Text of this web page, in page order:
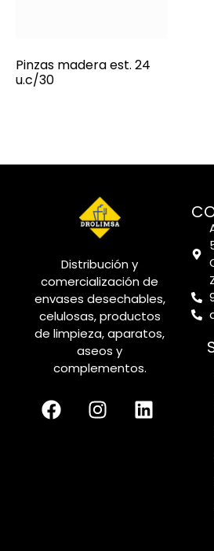
Pinzas madera est. 24
u.c/30
Distribución y
comercialización de
envases desechables,
celulosas, productos
de limpieza, aparatos,
aseos y
complementos.